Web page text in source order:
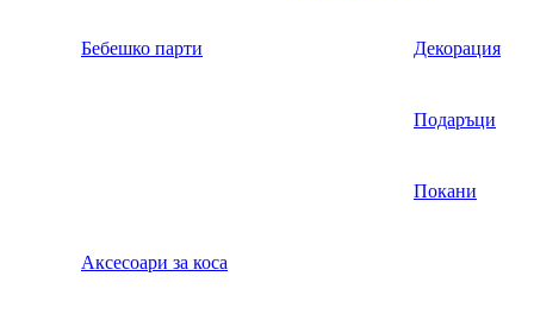
Бебешко парти Декорация
Подаръци
Покани
Аксесоари за коса